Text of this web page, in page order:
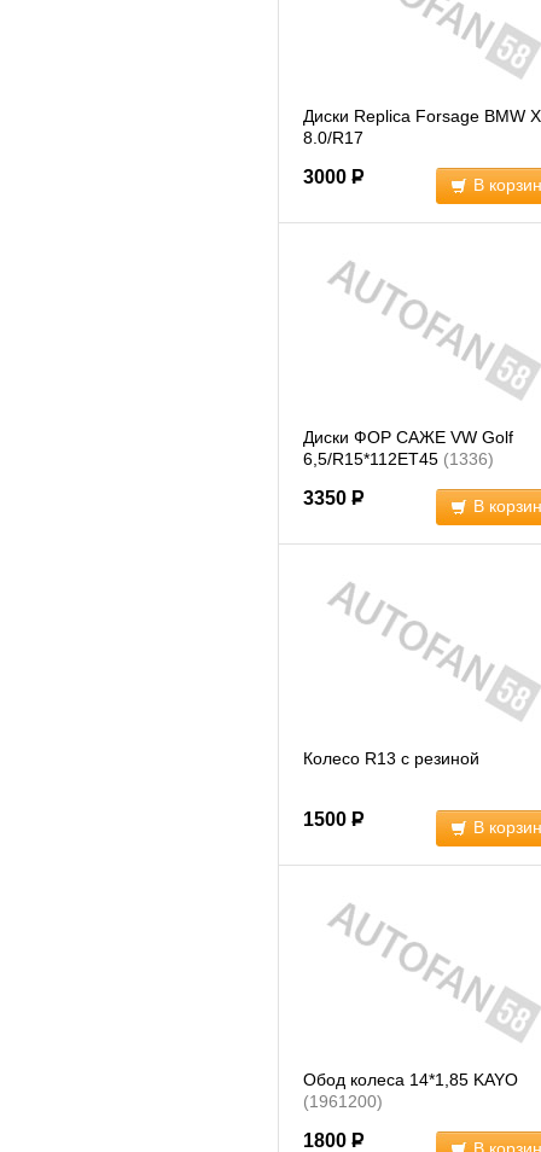
Диски Replica Forsage BMW
8.0/R17
3000 Р В
Диски ФОР САЖЕ VW Golf
6,5/R15*112ET45 (1336)
3350 Р В
Колесо R13 с резиной
1500 Р В
Обод колеса 14*1,85 KAYO
(1961200)
1800 Р